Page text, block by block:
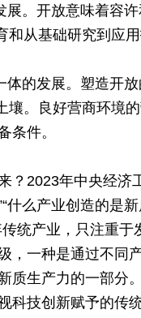
展。开放意味着容许
和从基础研究到应
体的发展。塑造开放
壤。良好营商环境
条件。
？2023年中央经济
什么产业创造的是
统产业，只注重于
，一种是通过不同
质生产力的一部分。
科技创新赋予的传